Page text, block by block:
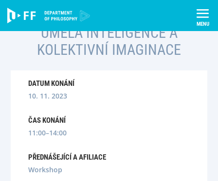
content
Semináře Umělá inteligence a kolektivní imaginace
UMĚLÁ INTELIGENCE A
KOLEKTIVNÍ IMAGINACE
DATUM KONÁNÍ
10. 11. 2023
ČAS KONÁNÍ
11:00–14:00
PŘEDNÁŠEJÍCÍ A AFILIACE
Workshop